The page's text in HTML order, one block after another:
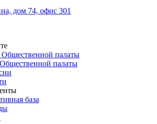
дом 74, офис 301
палаты
палаты
база